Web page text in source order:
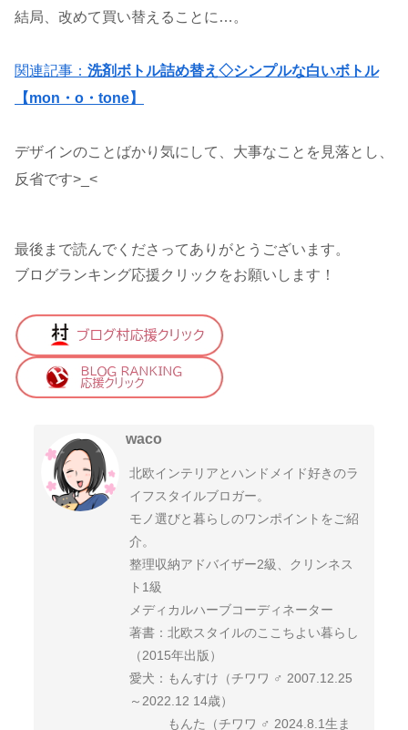
結局、改めて買い替えることに…。
関連記事： 洗剤ボトル詰め替え◇シンプルな白いボトル
【mon・o・tone】
デザインのことばかり気にして、大事なことを見落とし、
反省です>_<
最後まで読んでくださってありがとうございます。
ブログランキング応援クリックをお願いします！
waco
北欧インテリアとハンドメイド好きのラ
イフスタイルブロガー。
モノ選びと暮らしのワンポイントをご紹
介。
整理収納アドバイザー2級、クリンネス
ト1級
メディカルハーブコーディネーター
著書：北欧スタイルのここちよい暮らし
（2015年出版）
愛犬：もんすけ（チワワ ♂ 2007.12.25
～2022.12 14歳）
もんた（チワワ ♂ 2024.8.1生ま